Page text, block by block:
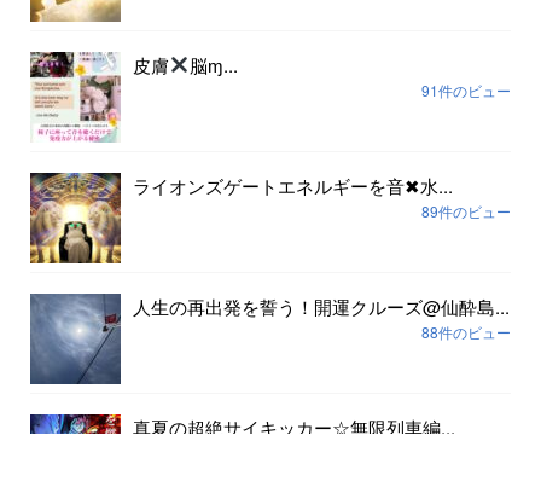
皮膚 脳ɱ...
91件のビュー
ライオンズゲートエネルギーを音✖︎水...
89件のビュー
人生の再出発を誓う！開運クルーズ@仙酔島...
88件のビュー
真夏の超絶サイキッカー☆無限列車編...